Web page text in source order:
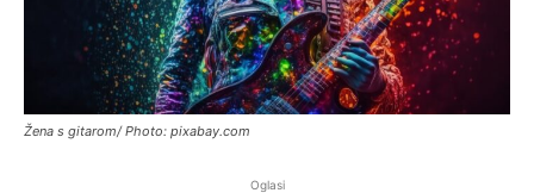
Žena s gitarom/ Photo: pixabay.com
Oglasi